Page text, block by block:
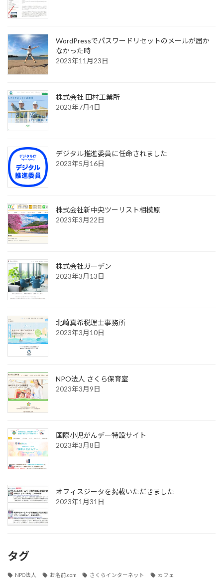
WordPressでパスワードリセットのメールが届か
なかった時
2023年11月23日
株式会社 田村工業所
2023年7月4日
デジタル推進委員に任命されました
2023年5月16日
株式会社新中央ツーリスト相模原
2023年3月22日
株式会社ガーデン
2023年3月13日
北崎真希税理士事務所
2023年3月10日
NPO法人 さくら保育室
2023年3月9日
国際小児がんデー特設サイト
2023年3月8日
オフィスジータを掲載いただきました
2023年1月31日
タグ
NPO法人 お名前.com さくらインターネット カフェ